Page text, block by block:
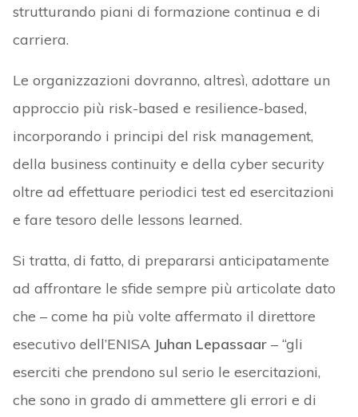
strutturando piani di formazione continua e di
carriera.
Le organizzazioni dovranno, altresì, adottare un
approccio più risk-based e resilience-based,
incorporando i principi del risk management,
della business continuity e della cyber security
oltre ad effettuare periodici test ed esercitazioni
e fare tesoro delle lessons learned.
Si tratta, di fatto, di prepararsi anticipatamente
ad affrontare le sfide sempre più articolate dato
che – come ha più volte affermato il direttore
esecutivo dell’ENISA Juhan Lepassaar– “gli
eserciti che prendono sul serio le esercitazioni,
che sono in grado di ammettere gli errori e di